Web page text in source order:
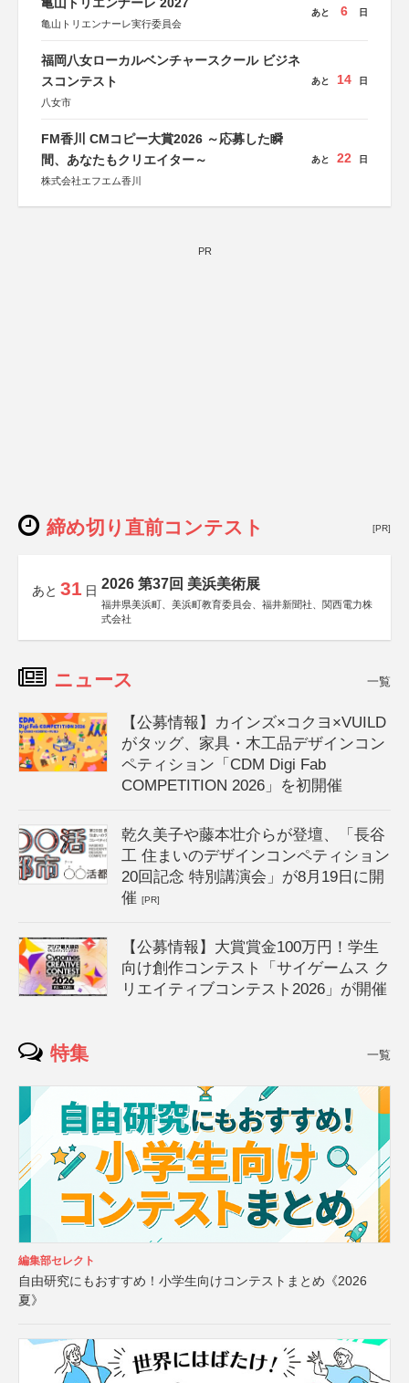
亀山トリエンナーレ実行委員会
あと 6 日
福岡八女ローカルベンチャースクール ビジネ
スコンテスト
八女市
あと 14 日
FM香川 CMコピー大賞2026 ～応募した瞬
間、あなたもクリエイター～
株式会社エフエム香川
あと 22 日
PR
締め切り直前コンテスト [PR]
あと 31 日 2026 第37回 美浜美術展
福井県美浜町、美浜町教育委員会、福井新聞社、関西電力株
式会社
ニュース 一覧
【公募情報】カインズ×コクヨ×VUILD
がタッグ、家具・木工品デザインコン
ペティション「CDM Digi Fab
COMPETITION 2026」を初開催
乾久美子や藤本壮介らが登壇、「長谷
工 住まいのデザインコンペティション
20回記念 特別講演会」が8月19日に開
催[PR]
【公募情報】大賞賞金100万円！学生
向け創作コンテスト「サイゲームス ク
リエイティブコンテスト2026」が開催
特集 一覧
編集部セレクト
自由研究にもおすすめ！小学生向けコンテストまとめ《2026
夏》